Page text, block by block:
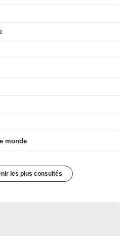
monde
les plus consultés